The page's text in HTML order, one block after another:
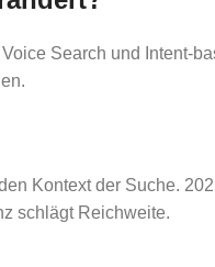
Search und Intent-
Kontext der Suche.
schlägt Reichweite.